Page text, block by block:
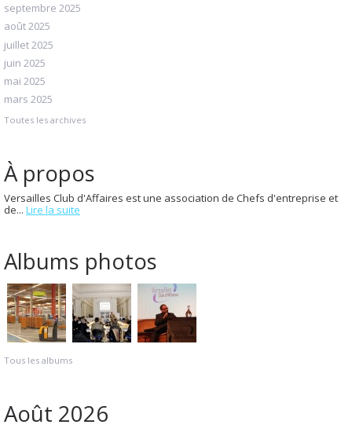
septembre 2025
août 2025
juillet 2025
juin 2025
mai 2025
mars 2025
Toutes les archives
À propos
Versailles Club d'Affaires est une association de Chefs d'entreprise et
de... Lire la suite
Albums photos
Tous les albums
Août 2026